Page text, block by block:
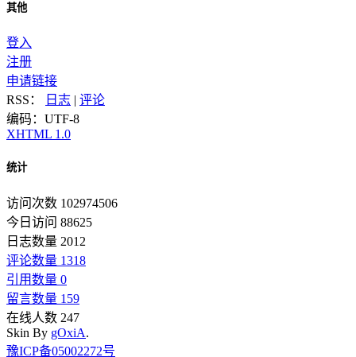
其他
登入
注册
申请链接
RSS：
日志 | 评论
编码：UTF-8
XHTML 1.0
统计
访问次数 102974506
今日访问 88625
日志数量 2012
评论数量 1318
引用数量 0
留言数量 159
在线人数 247
Skin By gOxiA.
豫ICP备05002272号